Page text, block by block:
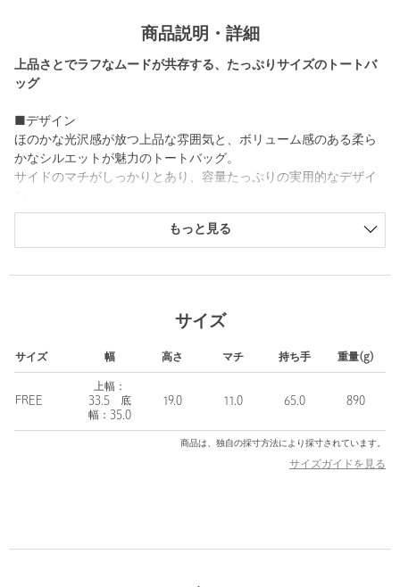
商品説明・詳細
上品さとでラフなムードが共存する、たっぷりサイズのトートバ
ッグ
■デザイン
ほのかな光沢感が放つ上品な雰囲気と、ボリューム感のある柔ら
かなシルエットが魅力のトートバッグ。
サイドのマチがしっかりとあり、容量たっぷりの実用的なデザイ
大きな2つのポケットと、中央にファスナーで開閉可能なメインス
ペースがあり、荷物を分けながらしっかり収納いただけます。
を添えてくれます。
OFF WHITE：26SB01021306 ICY MILK
LT.BLUE：26SB01021305 ICY BLUE
＜OSOI（オソイ）＞
2016年にオーナー兼デザイナーのHee Jin Kang （ヒージン カ
ン）氏によって設立された韓国・ソウル発のウィメンズのバッグ
ォルム、適度な遊び心がありながらも使い勝手の良いデザインが
もっと見る
サイズ
サイズ 幅 高さ マチ 持ち手 重量(g)
FREE
上幅：
33.5 底
幅：35.0
19.0 11.0 65.0 890
商品は、独自の採寸方法により採寸されています。
サイズガイドを見る